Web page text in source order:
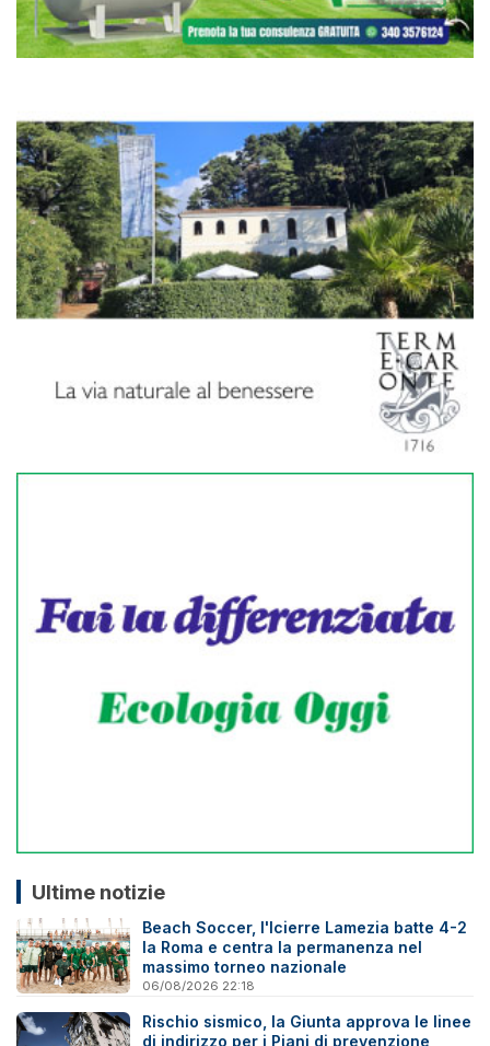
Ultime notizie
Beach Soccer, l'Icierre Lamezia batte 4-2
la Roma e centra la permanenza nel
massimo torneo nazionale
06/08/2026 22:18
Rischio sismico, la Giunta approva le linee
di indirizzo per i Piani di prevenzione